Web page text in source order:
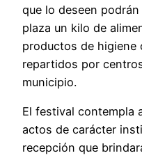
que lo deseen
plaza un kilo de
productos de higiene
repartidos por
municipio.
El festival contempla
actos de carácter
recepción que